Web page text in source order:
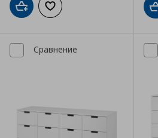
Добави в кошницата
Добави към списъка с
Сравнение